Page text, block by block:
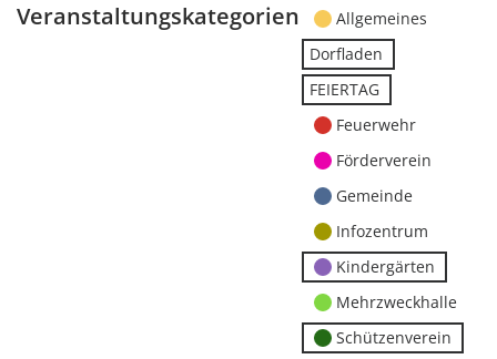
Veranstaltungskategorien
Allgemeines
Dorfladen
FEIERTAG
Feuerwehr
Förderverein
Gemeinde
Infozentrum
Kindergärten
Mehrzweckhalle
Schützenverein